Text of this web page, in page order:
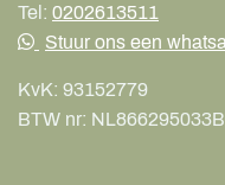
Tel: 0202613511
Stuur ons een
KvK: 93152779
BTW nr: